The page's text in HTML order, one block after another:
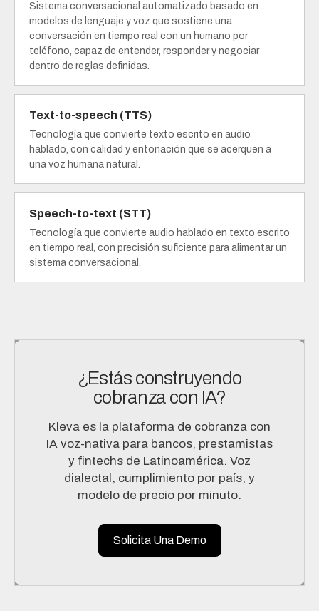
Sistema conversacional automatizado basado en
modelos de lenguaje y voz que sostiene una
conversación en tiempo real con un humano por
teléfono, capaz de entender, responder y negociar
dentro de reglas definidas.
Text-to-speech (TTS)
Tecnología que convierte texto escrito en audio
hablado, con calidad y entonación que se acerquen a
una voz humana natural.
Speech-to-text (STT)
Tecnología que convierte audio hablado en texto escrito
en tiempo real, con precisión suficiente para alimentar un
sistema conversacional.
¿Estás construyendo
cobranza con IA?
Kleva es la plataforma de cobranza con
IA voz-nativa para bancos, prestamistas
y fintechs de Latinoamérica. Voz
dialectal, cumplimiento por país, y
modelo de precio por minuto.
Solicita Una Demo